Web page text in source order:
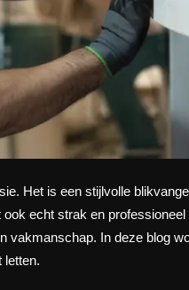
Het is een stijlvolle
echt strak en professioneel
vakmanschap. In deze blog
letten.